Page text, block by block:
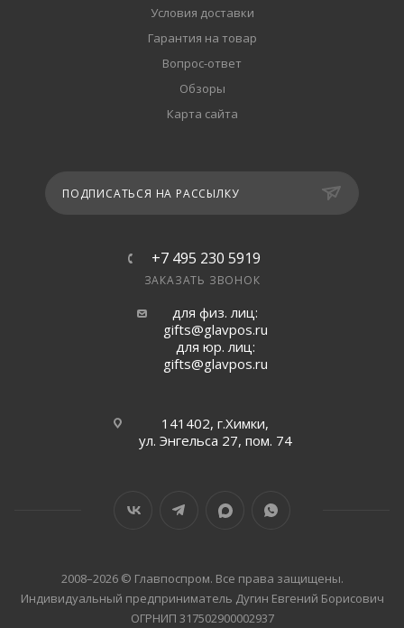
Условия доставки
Гарантия на товар
Вопрос-ответ
Обзоры
Карта сайта
ПОДПИСАТЬСЯ НА РАССЫЛКУ
+7 495 230 5919
ЗАКАЗАТЬ ЗВОНОК
для физ. лиц:
gifts@glavpos.ru
для юр. лиц:
gifts@glavpos.ru
141402, г.Химки,
ул. Энгельса 27, пом. 74
2008–2026 © Главпоспром. Все права защищены.
Индивидуальный предприниматель Дугин Евгений Борисович
ОГРНИП 317502900002937